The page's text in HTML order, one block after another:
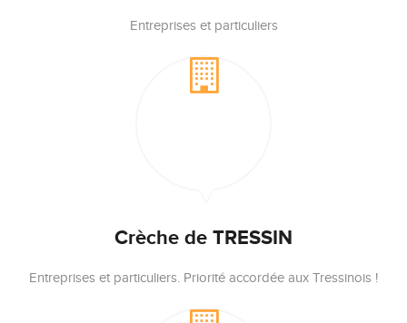
Entreprises et particuliers
Crèche de TRESSIN
Entreprises et particuliers. Priorité accordée aux Tressinois !